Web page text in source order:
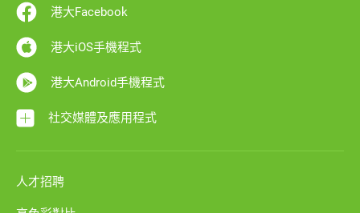
港大Facebook
港大iOS手機程式
港大Android手機程式
社交媒體及應用程式
人才招聘